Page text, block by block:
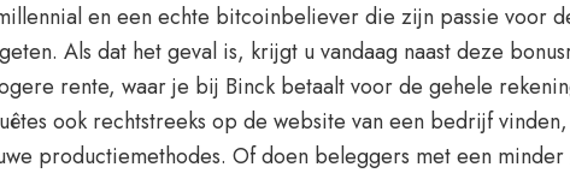
en een echte bitcoinbeliever die zijn passie voor
Als dat het geval is, krijgt u vandaag naast deze
rente, waar je bij Binck betaalt voor de gehele
ook rechtstreeks op de website van een bedrijf
productiemethodes. Of doen beleggers met een